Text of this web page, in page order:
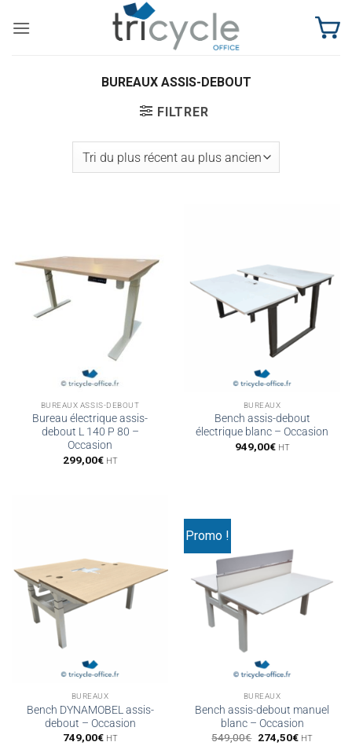
BUREAUX ASSIS-DEBOUT
FILTRER
BUREAUX ASSIS-DEBOUT
Bureau électrique assis-
debout L 140 P 80 –
Occasion
299,00€ HT
BUREAUX
Bench assis-debout
électrique blanc – Occasion
949,00€ HT
BUREAUX
Bench DYNAMOBEL assis-
debout – Occasion
749,00€ HT
Promo !
BUREAUX
Bench assis-debout manuel
blanc – Occasion
549,00€ Le
274,50€LeHT